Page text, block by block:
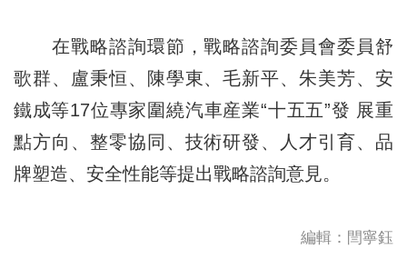
在戰略諮詢環節，戰略諮詢委員會委員舒
歌群、盧秉恒、陳學東、毛新平、朱美芳、安
鐵成等17位專家圍繞汽車産業“十五五”發 展重
點方向、整零協同、技術研發、人才引育、品
牌塑造、安全性能等提出戰略諮詢意見。
編輯：閆寧鈺